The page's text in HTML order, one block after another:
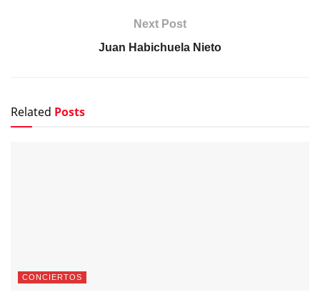
Next Post
Juan Habichuela Nieto
Related Posts
CONCIERTOS